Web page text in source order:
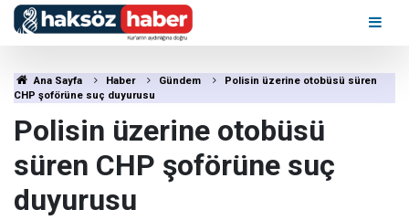
Ana Sayfa Haber Gündem
Polisin üzerine otobüsü süren
CHP şoförüne suç duyurusu
Polisin üzerine otobüsü
süren CHP şoförüne suç
duyurusu